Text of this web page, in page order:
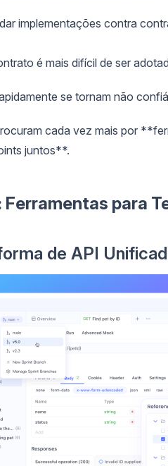
implementações contra
é mais difícil de ser
se tornam não
cada vez mais por
juntos**.
para
de API